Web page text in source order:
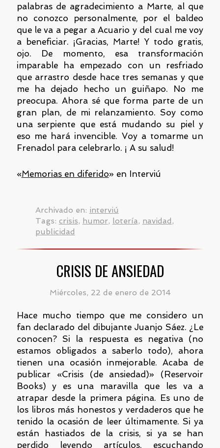
palabras de agradecimiento a Marte, al que
no conozco personalmente, por el baldeo
que le va a pegar a Acuario y del cual me voy
a beneficiar. ¡Gracias, Marte! Y todo gratis,
ojo. De momento, esa transformación
imparable ha empezado con un resfriado
que arrastro desde hace tres semanas y que
me ha dejado hecho un guiñapo. No me
preocupa. Ahora sé que forma parte de un
gran plan, de mi relanzamiento. Soy como
una serpiente que está mudando su piel y
eso me hará invencible. Voy a tomarme un
Frenadol para celebrarlo. ¡ A su salud!
«Memorias en diferido» en Interviú
Archivado en: interviú
Tags: crisis, humor, lotería, navidad ,
publicidad
CRISIS DE ANSIEDAD
Miércoles, 22 de enero de 2014
Hace mucho tiempo que me considero un
fan declarado del dibujante Juanjo Sáez. ¿Le
conocen? Si la respuesta es negativa (no
estamos obligados a saberlo todo), ahora
tienen una ocasión inmejorable. Acaba de
publicar «Crisis (de ansiedad)» (Reservoir
Books) y es una maravilla que les va a
atrapar desde la primera página. Es uno de
los libros más honestos y verdaderos que he
tenido la ocasión de leer últimamente. Si ya
están hastiados de la crisis, si ya se han
perdido leyendo artículos, escuchando